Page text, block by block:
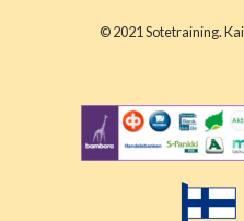
© 2021 Sotetraining.